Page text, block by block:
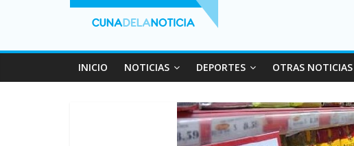
INICIO NOTICIAS DEPORTES OTRAS NOTICIAS